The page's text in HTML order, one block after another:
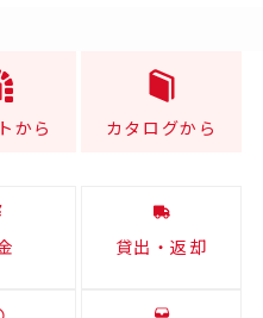
から カタログから
貸出・返却